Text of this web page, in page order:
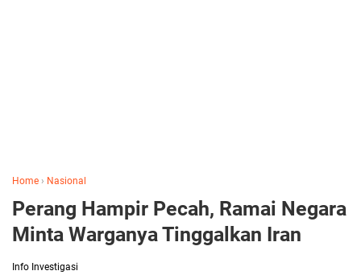
Home › Nasional
Perang Hampir Pecah, Ramai Negara
Minta Warganya Tinggalkan Iran
Info Investigasi